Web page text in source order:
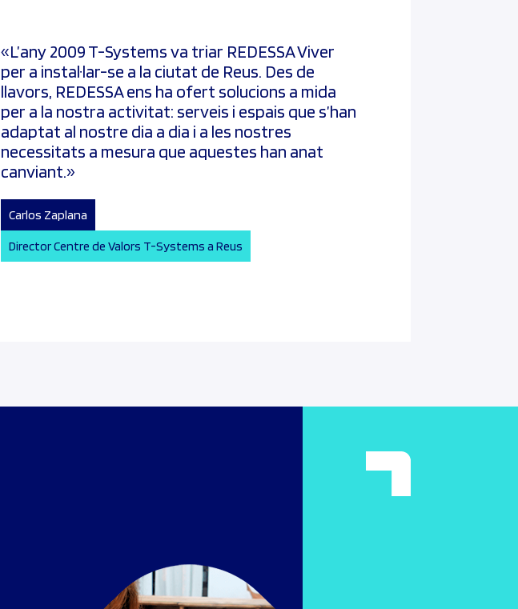
«L’any 2009 T-Systems va triar REDESSA Viver
per a instal·lar-se a la ciutat de Reus. Des de
llavors, REDESSA ens ha ofert solucions a mida
per a la nostra activitat: serveis i espais que s’han
adaptat al nostre dia a dia i a les nostres
necessitats a mesura que aquestes han anat
canviant.»
Carlos Zaplana
Director Centre de Valors T-Systems a Reus